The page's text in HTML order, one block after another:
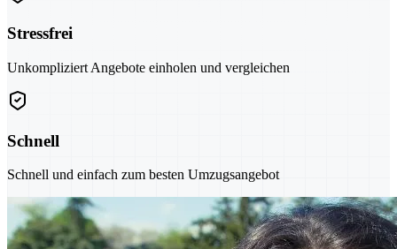
Stressfrei
Unkompliziert Angebote einholen und vergleichen
Schnell
Schnell und einfach zum besten Umzugsangebot